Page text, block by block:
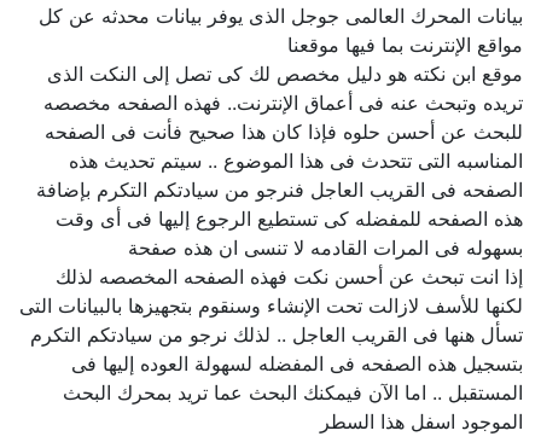
بيانات المحرك العالمى جوجل الذى يوفر بيانات محدثه عن كل
مواقع الإنترنت بما فيها موقعنا
موقع ابن نكته هو دليل مخصص لك كى تصل إلى النكت الذى
تريده وتبحث عنه فى أعماق الإنترنت.. فهذه الصفحه مخصصه
للبحث عن أحسن حلوه فإذا كان هذا صحيح فأنت فى الصفحه
المناسبه التى تتحدث فى هذا الموضوع .. سيتم تحديث هذه
الصفحه فى القريب العاجل فنرجو من سيادتكم التكرم بإضافة
هذه الصفحه للمفضله كى تستطيع الرجوع إليها فى أى وقت
بسهوله فى المرات القادمه لا تنسى ان هذه صفحة
إذا انت تبحث عن أحسن نكت فهذه الصفحه المخصصه لذلك
لكنها للأسف لازالت تحت الإنشاء وسنقوم بتجهيزها بالبيانات التى
تسأل هنها فى القريب العاجل .. لذلك نرجو من سيادتكم التكرم
بتسجيل هذه الصفحه فى المفضله لسهولة العوده إليها فى
المستقبل .. اما الآن فيمكنك البحث عما تريد بمحرك البحث
الموجود اسفل هذا السطر